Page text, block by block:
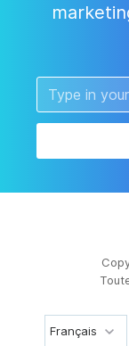
Français